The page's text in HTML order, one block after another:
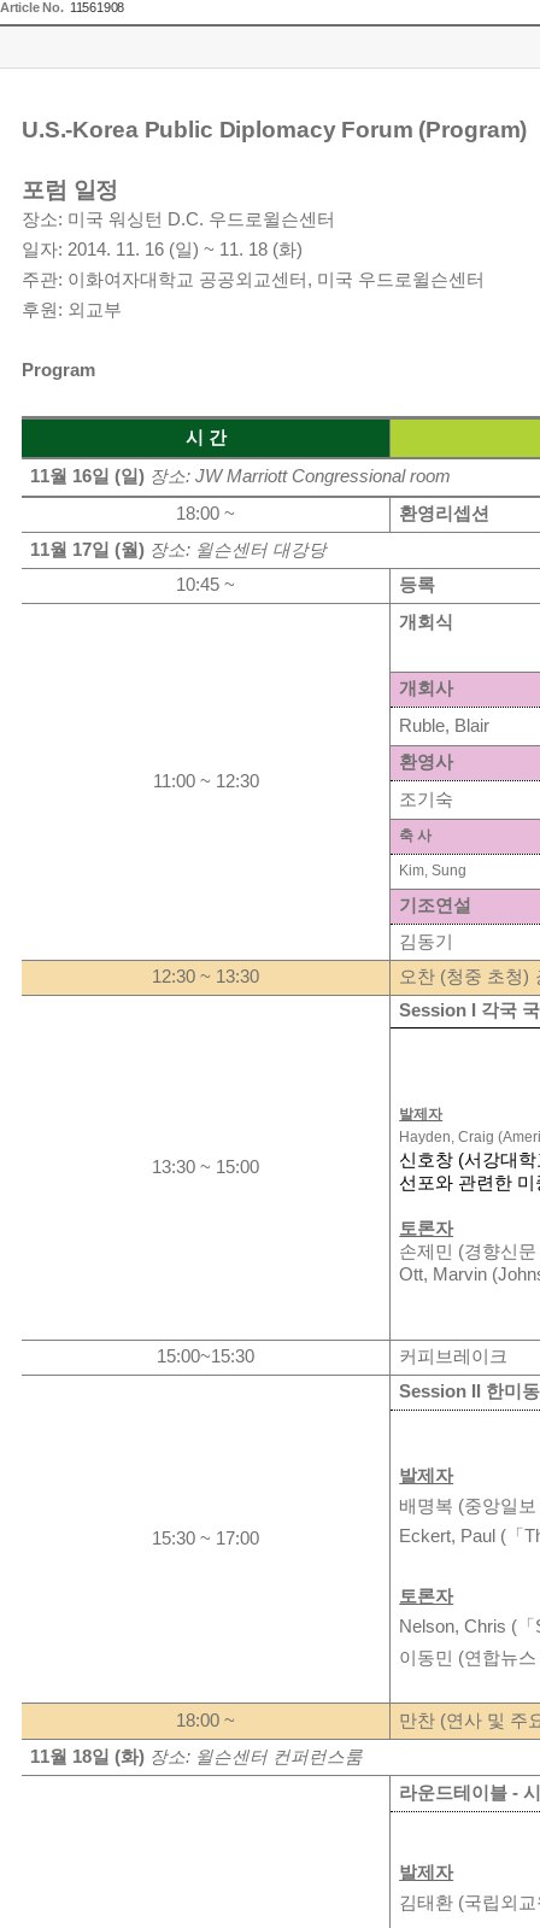
Article No. 11561908
U.S.-Korea Public Diplomacy Forum (Program)
포럼 일정
장소: 미국 워싱턴 D.C. 우드로윌슨센터
일자: 2014. 11. 16 (일) ~ 11. 18 (화)
주관: 이화여자대학교 공공외교센터 , 미국 우드로윌슨센터
후원 : 외교부
Program
시
간
11월 16일 (일) 장소: JW Marriott Congressional room
18:00 ~
환영리셉션
11월 17일 (월) 장소: 윌슨센터 대강당
10:45 ~
등록
11:00 ~ 12:30
개회식
개회사
Ruble, Blair
환영사
조기숙
축 사
Kim, Sung
기조연설
김동기
12:30 ~ 13:30
오찬 (청중 초청)
13:30 ~ 15:00
Session I 각국
발제자
Hayden, Craig
신호창 (서강대학
선포와 관련한 미
토론자
손제민
(경향신문
Ott, Marvin
15:00~15:30 커피브레이크
15:30 ~ 17:00
Session II 한미
발제자
배명복 (중앙일보
Eckert, Paul ( 「
토론자
Nelson, Chris ( 「
이동민
(연합뉴스
18:00 ~ 만찬 (연사 및 주
11월 18일 (화) 장소: 윌슨센터 컨퍼런스룸
라운드테이블 -
발제자
김태환 (국립외교